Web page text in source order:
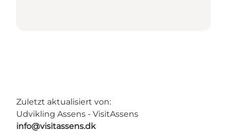
Zuletzt aktualisiert von:
Udvikling Assens - VisitAssens
info@visitassens.dk